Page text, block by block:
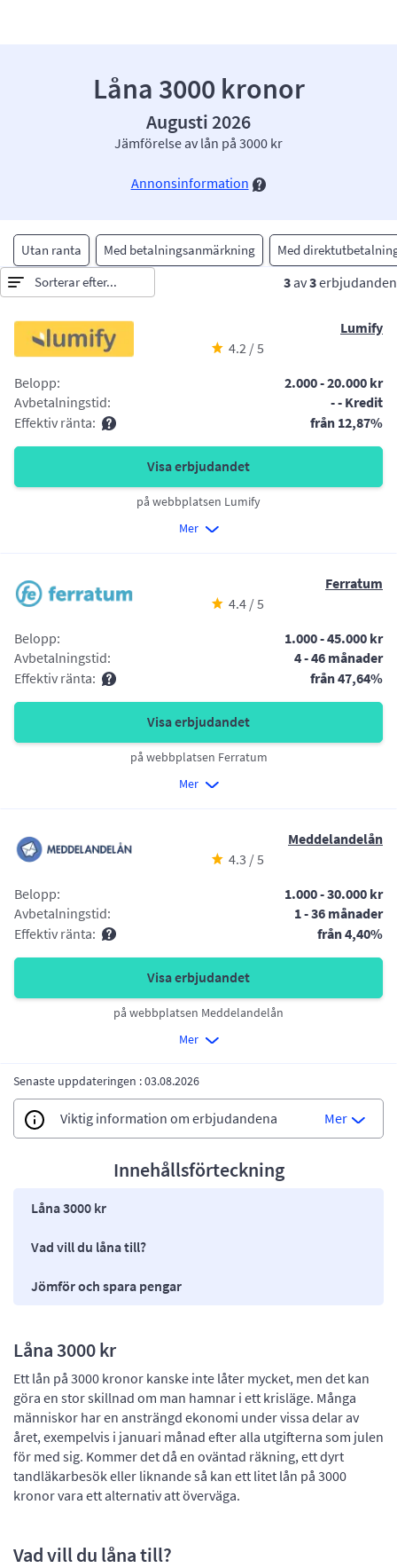
Låna 3000 kronor
Augusti 2026
Jämförelse av lån på 3000 kr
Annonsinformation
Utan ranta Med betalningsanmärkning Med
Sorterar efter 3 av3erbjudanden
Lumify
4.2 / 5
Belopp:
2.000 - 20.000 kr
Avbetalningstid:
- - Kredit
Effektiv ränta:
från 12,87%
Visa erbjudandet
på webbplatsen Lumify
Mer
Ferratum
4.4 / 5
Belopp:
1.000 - 45.000 kr
Avbetalningstid:
4 - 46 månader
Effektiv ränta:
från 47,64%
Visa erbjudandet
på webbplatsen Ferratum
Mer
Meddelandelån
4.3 / 5
Belopp:
1.000 - 30.000 kr
Avbetalningstid:
1 - 36 månader
Effektiv ränta:
från 4,40%
Visa erbjudandet
på webbplatsen Meddelandelån
Mer
Senaste uppdateringen : 03.08.2026
Viktig information om erbjudandena Mer
Innehållsförteckning
Låna 3000 kr
Vad vill du låna till?
Jömför och spara pengar
Låna 3000 kr
Ett lån på 3000 kronor kanske inte låter mycket, men det kan
göra en stor skillnad om man hamnar i ett krisläge. Många
människor har en ansträngd ekonomi under vissa delar av
året, exempelvis i januari månad efter alla utgifterna som julen
för med sig. Kommer det då en oväntad räkning, ett dyrt
tandläkarbesök eller liknande så kan ett litet lån på 3000
kronor vara ett alternativ att överväga.
Vad vill du låna till?